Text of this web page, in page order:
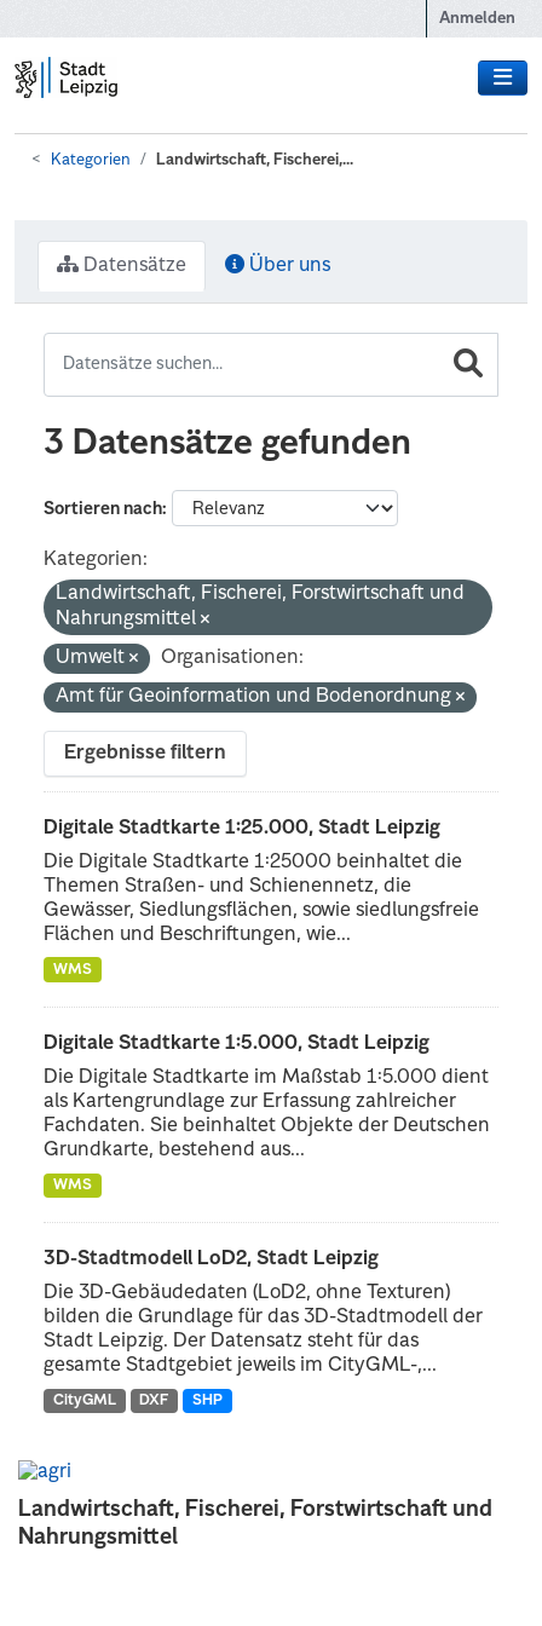
Anmelden
Kategorien Landwirtschaft, Fischerei,...
Landwirtschaft, Fischerei, Forstwirtschaft und
Nahrungsmittel
Datensätze Über uns
3 Datensätze gefunden
Sortieren nach
Kategorien:
Landwirtschaft, Fischerei, Forstwirtschaft und
Nahrungsmittel
Umwelt
Organisationen:
Amt für Geoinformation und Bodenordnung
Ergebnisse filtern
Digitale Stadtkarte 1:25.000, Stadt Leipzig
Die Digitale Stadtkarte 1:25000 beinhaltet die
Themen Straßen- und Schienennetz, die
Gewässer, Siedlungsflächen, sowie siedlungsfreie
Flächen und Beschriftungen, wie...
WMS
Digitale Stadtkarte 1:5.000, Stadt Leipzig
Die Digitale Stadtkarte im Maßstab 1:5.000 dient
als Kartengrundlage zur Erfassung zahlreicher
Fachdaten. Sie beinhaltet Objekte der Deutschen
Grundkarte, bestehend aus...
WMS
3D-Stadtmodell LoD2, Stadt Leipzig
Die 3D-Gebäudedaten (LoD2, ohne Texturen)
bilden die Grundlage für das 3D-Stadtmodell der
Stadt Leipzig. Der Datensatz steht für das
gesamte Stadtgebiet jeweils im CityGML-,...
CityGML DXF SHP